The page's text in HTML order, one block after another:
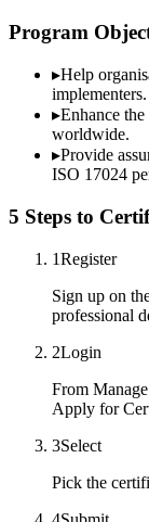
Program
▸Help
implementers.
▸Enhance
worldwide.
▸Provide
ISO 17024
5 Steps to
1Register
Sign up on
professional
2Login
From
Apply for
3Select
Pick the